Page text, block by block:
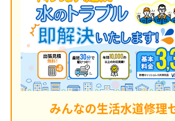
みんなの生活水道修理